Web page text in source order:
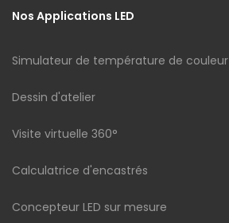
Nos Applications LED
Simulateur de température de couleur
Dessin d'atelier
Visite virtuelle 360°
Calculatrice d'encastrés
Concepteur LED sur mesure